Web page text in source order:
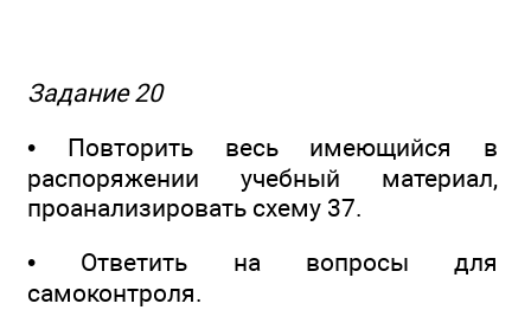
Задание 20
• Повторить весь имеющийся в
распоряжении учебный материал,
проанализировать схему 37.
• Ответить на вопросы для
самоконтроля.